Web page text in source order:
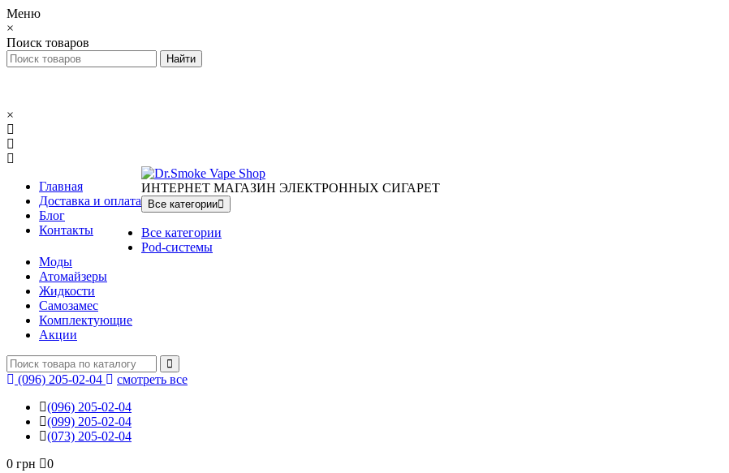
Меню
×
Поиск товаров
×
Главная
Доставка и оплата
Блог
Контакты
ИНТЕРНЕТ МАГАЗИН ЭЛЕКТРОННЫХ СИГАРЕТ
Все категории
Все категории
Pod-системы
Моды
Атомайзеры
Жидкости
Самозамес
Комплектующие
Акции
(096) 205-02-04
смотреть все
(096) 205-02-04
(099) 205-02-04
(073) 205-02-04
0 грн
0